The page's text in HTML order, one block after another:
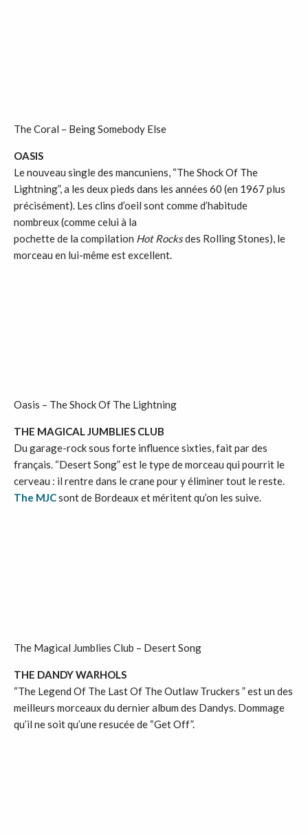
The Coral – Being Somebody Else
OASIS
Le nouveau single des mancuniens, “The Shock Of The
Lightning”, a les deux pieds dans les années 60 (en 1967 plus
précisément). Les clins d’oeil sont comme d’habitude
nombreux (comme celui à la
pochette de la compilation Hot Rocksdes Rolling Stones), le
morceau en lui-même est excellent.
Oasis – The Shock Of The Lightning
THE MAGICAL JUMBLIES CLUB
Du garage-rock sous forte influence sixties, fait par des
français. “Desert Song” est le type de morceau qui pourrit le
cerveau : il rentre dans le crane pour y éliminer tout le reste.
The MJCsont de Bordeaux et méritent qu’on les suive.
The Magical Jumblies Club – Desert Song
THE DANDY WARHOLS
“The Legend Of The Last Of The Outlaw Truckers ” est un des
meilleurs morceaux du dernier album des Dandys. Dommage
qu’il ne soit qu’une resucée de “Get Off”.